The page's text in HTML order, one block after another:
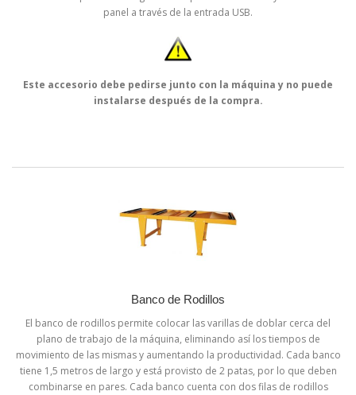
panel a través de la entrada USB.
Este accesorio debe pedirse junto con la máquina y no puede
instalarse después de la compra.
Banco de Rodillos
El banco de rodillos permite colocar las varillas de doblar cerca del
plano de trabajo de la máquina, eliminando así los tiempos de
movimiento de las mismas y aumentando la productividad. Cada banco
tiene 1,5 metros de largo y está provisto de 2 patas, por lo que deben
combinarse en pares. Cada banco cuenta con dos filas de rodillos